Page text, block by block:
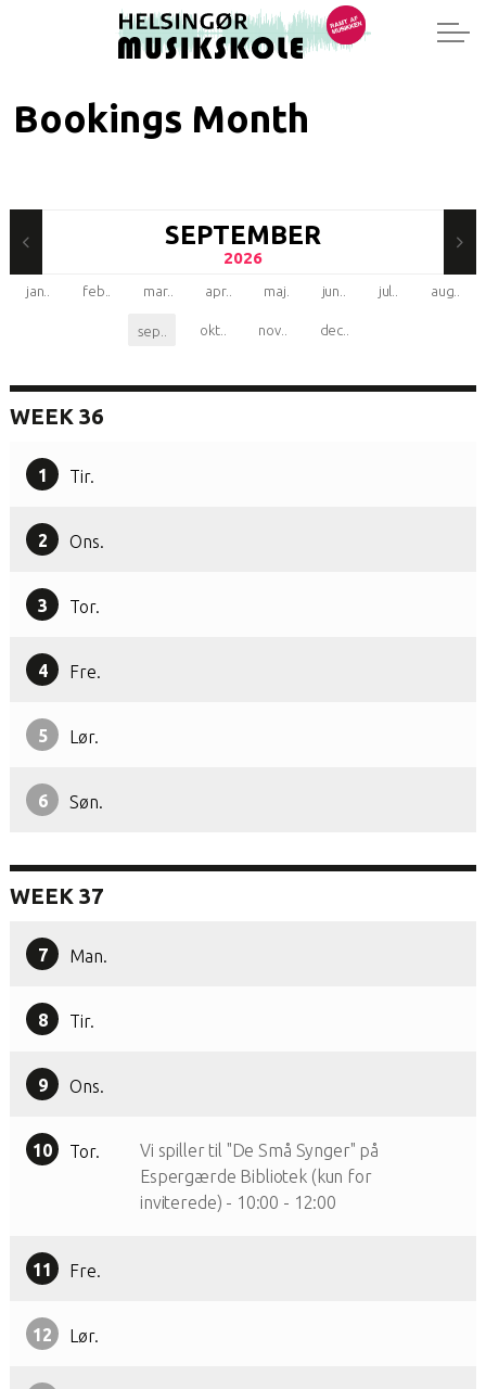
Bookings Month
SEPTEMBER
2026
jan. feb. mar. apr. maj jun. jul. aug.
sep. okt. nov. dec.
WEEK 36
1 Tir.
2 Ons.
3 Tor.
4 Fre.
5 Lør.
6 Søn.
WEEK 37
7 Man.
8 Tir.
9 Ons.
10 Tor.
Vi spiller til "De Små Synger" på
Espergærde Bibliotek (kun for
inviterede) - 10:00 - 12:00
11 Fre.
12 Lør.